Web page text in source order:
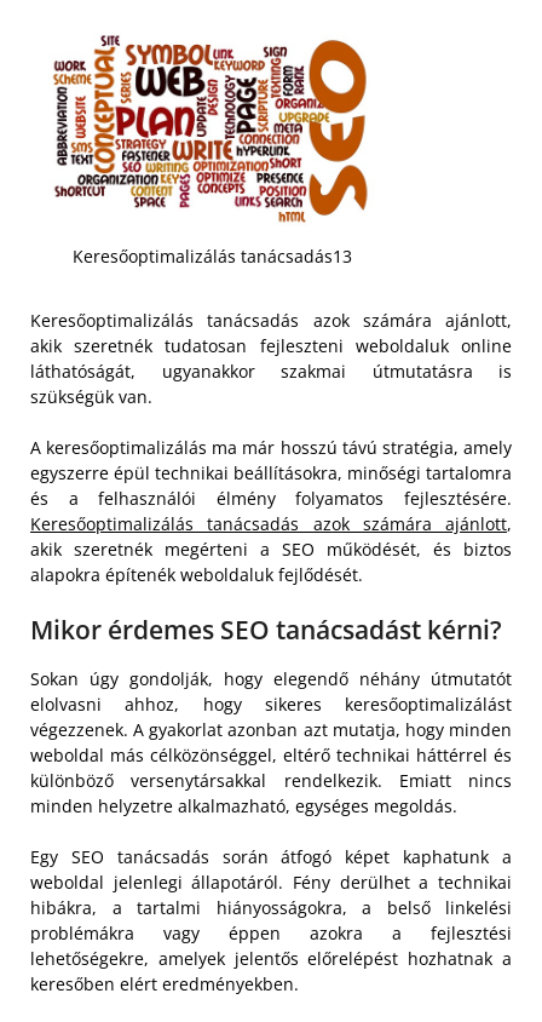
Keresőoptimalizálás tanácsadás13
Keresőoptimalizálás tanácsadás azok számára ajánlott,
akik szeretnék tudatosan fejleszteni weboldaluk online
láthatóságát, ugyanakkor szakmai útmutatásra is
szükségük van.
A keresőoptimalizálás ma már hosszú távú stratégia, amely
egyszerre épül technikai beállításokra, minőségi tartalomra
és a felhasználói élmény folyamatos fejlesztésére.
Keresőoptimalizálás tanácsadás azok számára ajánlott,
akik szeretnék megérteni a SEO működését, és biztos
alapokra építenék weboldaluk fejlődését.
Mikor érdemes SEO tanácsadást kérni?
Sokan úgy gondolják, hogy elegendő néhány útmutatót
elolvasni ahhoz, hogy sikeres keresőoptimalizálást
végezzenek. A gyakorlat azonban azt mutatja, hogy minden
weboldal más célközönséggel, eltérő technikai háttérrel és
különböző versenytársakkal rendelkezik. Emiatt nincs
minden helyzetre alkalmazható, egységes megoldás.
Egy SEO tanácsadás során átfogó képet kaphatunk a
weboldal jelenlegi állapotáról. Fény derülhet a technikai
hibákra, a tartalmi hiányosságokra, a belső linkelési
problémákra vagy éppen azokra a fejlesztési
lehetőségekre, amelyek jelentős előrelépést hozhatnak a
keresőben elért eredményekben.